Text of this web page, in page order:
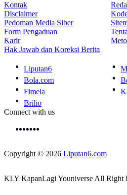
Kontak
Disclaimer
Pedoman Media Siber
Form Pengaduan
Karir
Hak Jawab dan Koreksi Berita
Liputan6
Bola.com
Fimela
Brilio
Connect with us
Copyright © 2026 Liputan6.com
KLY KapanLagi Youniverse All Right